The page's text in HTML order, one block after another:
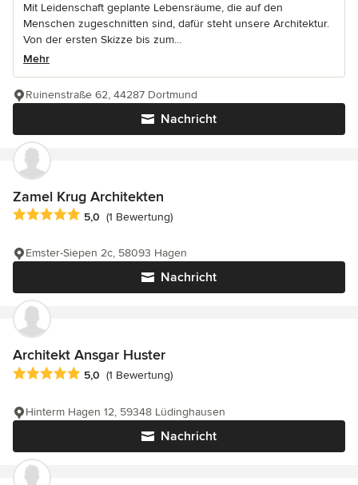
Mit Leidenschaft geplante Lebensräume, die auf den
Menschen zugeschnitten sind, dafür steht unsere Architektur.
Von der ersten Skizze bis zum...
Mehr
Nachricht
Ruinenstraße 62, 44287 Dortmund
Zamel Krug Architekten
Durchschnittliche Bewertung: 5 von 5 Sternen
5,0 (1 Bewertung)
Nachricht
Emster-Siepen 2c, 58093 Hagen
Architekt Ansgar Huster
Durchschnittliche Bewertung: 5 von 5 Sternen
5,0 (1 Bewertung)
Nachricht
Hinterm Hagen 12, 59348 Lüdinghausen